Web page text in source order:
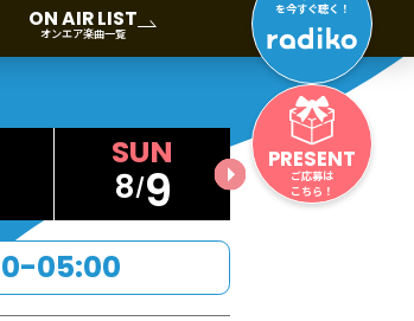
ON AIR LIST
オンエア楽曲一覧
を今すぐ聴く！
PRESENT
ご応募は
こちら！
8 9
05:00